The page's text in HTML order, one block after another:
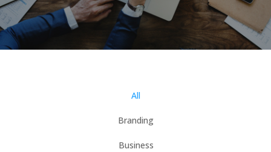
All
Branding
Business